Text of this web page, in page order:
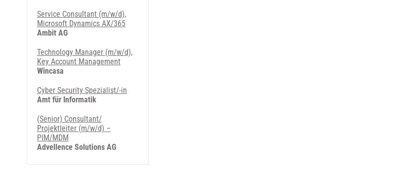
Service Consultant (m/w/d),
Microsoft Dynamics AX/365
Ambit AG
Technology Manager (m/w/d),
Key Account Management
Wincasa
Cyber Security Spezialist/-in
Amt für Informatik
(Senior) Consultant/
Projektleiter (m/w/d) –
PIM/MDM
Advellence Solutions AG